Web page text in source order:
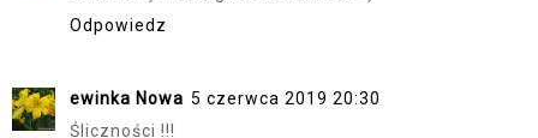
Odpowiedz
ewinka Nowa 5 czerwca 2019 20:30
Śliczności !!!